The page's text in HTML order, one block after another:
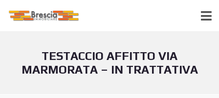
TESTACCIO AFFITTO VIA
MARMORATA – IN TRATTATIVA